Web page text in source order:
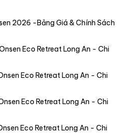
2026 -Bảng Giá & Chính Sách
Eco Retreat Long An - Chi
Eco Retreat Long An - Chi
Eco Retreat Long An - Chi
Eco Retreat Long An - Chi